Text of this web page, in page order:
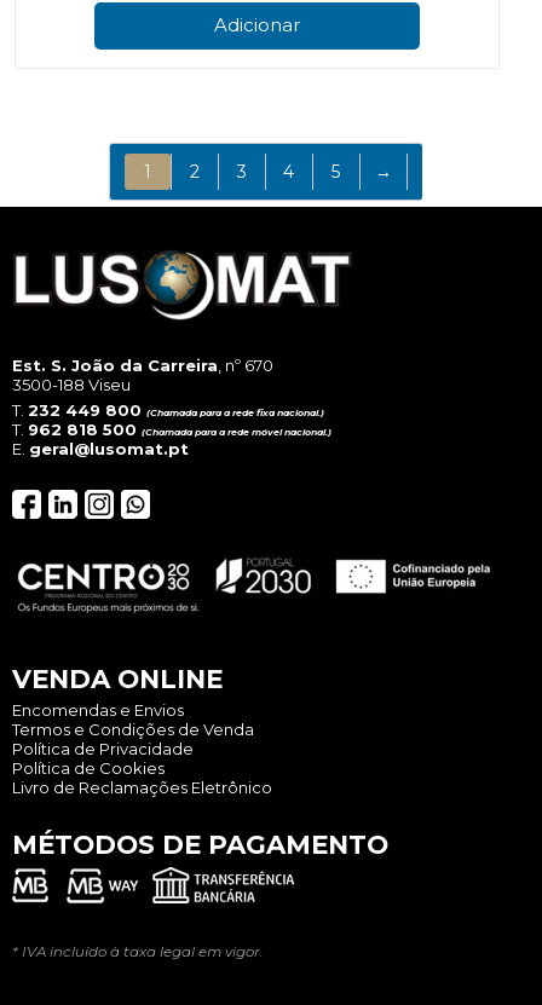
Adicionar
1 2 3 4 5 →
Est. S. João da Carreira , nº 670
3500-188 Viseu
T. 232 449 800 (Chamada para a rede fixa nacional.)
T. 962 818 500 (Chamada para a rede móvel nacional.)
E. geral@lusomat.pt
VENDA ONLINE
Encomendas e Envios
Termos e Condições de Venda
Política de Privacidade
Política de Cookies
Livro de Reclamações Eletrônico
MÉTODOS DE PAGAMENTO
* IVA incluído à taxa legal em vigor.